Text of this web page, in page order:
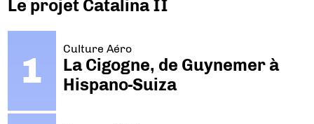
Le projet Catalina II
Culture Aéro
La Cigogne, de Guynemer à
Hispano-Suiza